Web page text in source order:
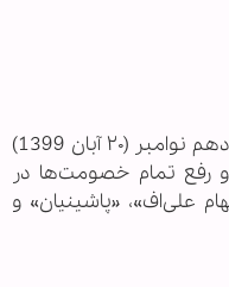
گفتنی است به ابتکار روسیه، بامداد دهم نوامبر (۲۰ آبان 1399)
تمام خصومت‌ها در
علی‌اف»، «پاشینیان» و